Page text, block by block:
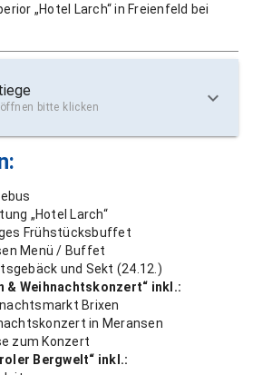
„Hotel Larch“ in Freienfeld bei
bitte klicken
„Hotel Larch“
Frühstücksbuffet
Menü / Buffet
und Sekt (24.12.)
& Weihnachtskonzert“ inkl.:
Brixen
in Meransen
zum Konzert
Bergwelt“ inkl.: